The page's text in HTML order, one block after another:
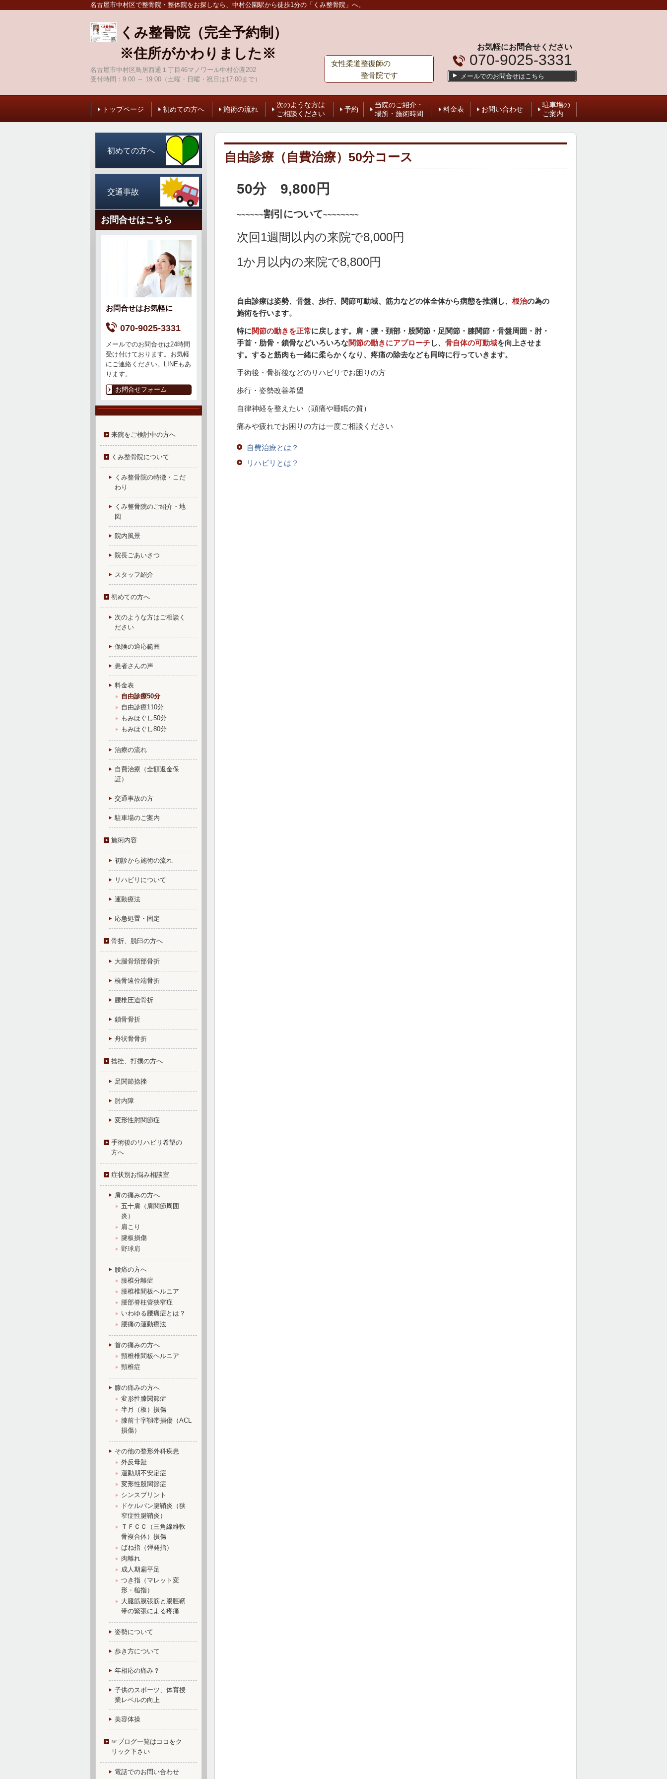
名古屋市中村区で整骨院・整体院をお探しなら、中村公園駅から徒歩1分の「くみ整骨院」へ。
くみ整骨院（完全予約制）
※住所がかわりました※
名古屋市中村区鳥居西通１丁目46マノワール中村公園202
受付時間： 9:00 ～ 19:00（土曜・日曜・祝日は17:00まで）
女性柔道整復師の
整骨院です
お気軽にお問合せください
070-9025-3331
メールでのお問合せはこちら
トップページ 初めての方へ 施術の流れ
次のような方は
ご相談ください
予約
当院のご紹介・
場所・施術時間
料金表 お問い合わせ
駐車場の
ご案内
自由診療（自費治療）50分コース
50分 9,800円
~~~~~~割引について~~~~~~~~
次回1週間以内の来院で8,000円
1か月以内の来院で8,800円
自由診療は姿勢、骨盤、歩行、関節可動域、筋力などの体全体から病態を推測し、 根治の為の
施術を行います。
特に関節の動きを正常に戻します。肩・腰・頚部・股関節・足関節・膝関節・骨盤周囲・肘・
手首・肋骨・鎖骨などいろいろな関節の動きにアプローチし、 骨自体の可動域を向上させま
す。すると筋肉も一緒に柔らかくなり、疼痛の除去なども同時に行っていきます。
手術後・骨折後などのリハビリでお困りの方
歩行・姿勢改善希望
自律神経を整えたい（頭痛や睡眠の質）
痛みや疲れでお困りの方は一度ご相談ください
自費治療とは？
リハビリとは？
初めての方へ
交通事故
お問合せはこちら
お問合せはお気軽に
070-9025-3331
メールでのお問合せは24時間
受け付けております。お気軽
にご連絡ください。LINEもあ
ります。
お問合せフォーム
来院をご検討中の方へ
くみ整骨院について
くみ整骨院の特徴・こだ
わり
くみ整骨院のご紹介・地
図
院内風景
院長ごあいさつ
スタッフ紹介
初めての方へ
次のような方はご相談く
ださい
保険の適応範囲
患者さんの声
料金表
自由診療50分
自由診療110分
もみほぐし50分
もみほぐし80分
治療の流れ
自費治療（全額返金保
証）
交通事故の方
駐車場のご案内
施術内容
初診から施術の流れ
リハビリについて
運動療法
応急処置・固定
骨折、脱臼の方へ
大腿骨頚部骨折
橈骨遠位端骨折
腰椎圧迫骨折
鎖骨骨折
舟状骨骨折
捻挫、打撲の方へ
足関節捻挫
肘内障
変形性肘関節症
手術後のリハビリ希望の
方へ
症状別お悩み相談室
肩の痛みの方へ
五十肩（肩関節周囲
炎）
肩こり
腱板損傷
野球肩
腰痛の方へ
腰椎分離症
腰椎椎間板ヘルニア
腰部脊柱管狭窄症
いわゆる腰痛症とは？
腰痛の運動療法
首の痛みの方へ
頸椎椎間板ヘルニア
頸椎症
膝の痛みの方へ
変形性膝関節症
半月（板）損傷
膝前十字靱帯損傷（ACL
損傷）
その他の整形外科疾患
外反母趾
運動期不安定症
変形性股関節症
シンスプリント
ドケルバン腱鞘炎（狭
窄症性腱鞘炎）
ＴＦＣＣ（三角線維軟
骨複合体）損傷
ばね指（弾発指）
肉離れ
成人期扁平足
つき指（マレット変
形・槌指）
大腿筋膜張筋と腸脛靭
帯の緊張による疼痛
姿勢について
歩き方について
年相応の痛み？
子供のスポーツ、体育授
業レベルの向上
美容体操
☞ブログ一覧はココをク
リック下さい
電話でのお問い合わせ